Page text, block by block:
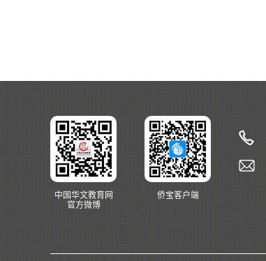
中国华文教育网
官方微博
侨宝客户端